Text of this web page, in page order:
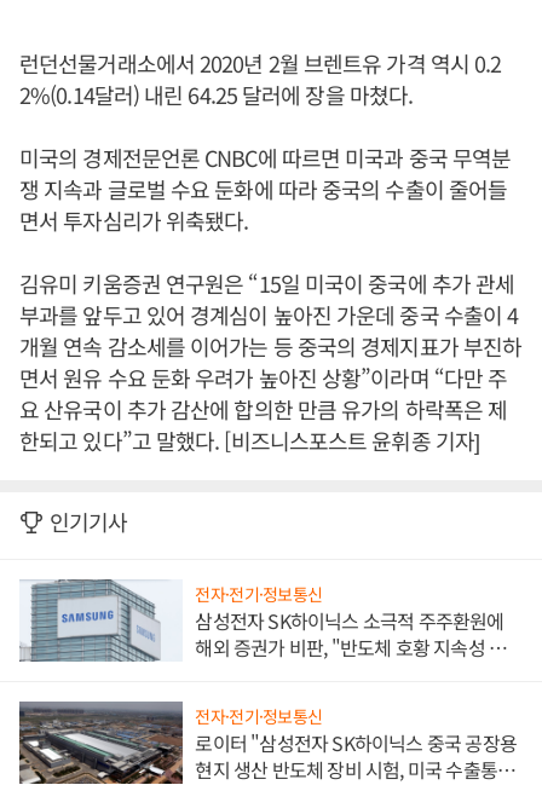
런던선물거래소에서 2020년 2월 브렌트유 가격 역시 0.2
2%(0.14달러) 내린 64.25 달러에 장을 마쳤다.
미국의 경제전문언론 CNBC에 따르면 미국과 중국 무역분
쟁 지속과 글로벌 수요 둔화에 따라 중국의 수출이 줄어들
면서 투자심리가 위축됐다.
김유미 키움증권 연구원은 “15일 미국이 중국에 추가 관세
부과를 앞두고 있어 경계심이 높아진 가운데 중국 수출이 4
개월 연속 감소세를 이어가는 등 중국의 경제지표가 부진하
면서 원유 수요 둔화 우려가 높아진 상황”이라며 “다만 주
요 산유국이 추가 감산에 합의한 만큼 유가의 하락폭은 제
한되고 있다”고 말했다. [비즈니스포스트 윤휘종 기자]
인기기사
전자·전기·정보통신
삼성전자 SK하이닉스 소극적 주주환원에
해외 증권가 비판, "반도체 호황 지속성 의
전자·전기·정보통신
로이터 "삼성전자 SK하이닉스 중국 공장용
현지 생산 반도체 장비 시험, 미국 수출통제